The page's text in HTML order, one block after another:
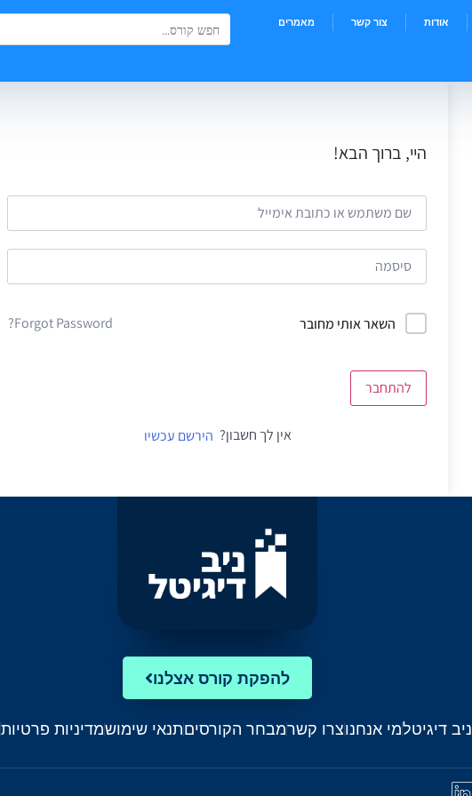
אודות צור קשר מאמרים Search
for:
Search Button
היי, ברוך הבא!
השאר אותי מחובר Forgot Password?
להתחבר
אין לך חשבון? הירשם עכשיו
להפקת קורס אצלנו
ניב דיגיטלמי אנחנוצרו קשרמבחר הקורסיםתנאי שימושמדיניות פרטיות